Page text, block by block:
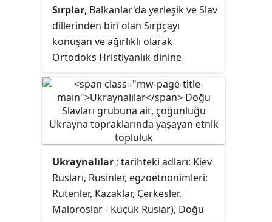
olarak tahmin edilmektedir.
Bunların yalnızca 36.522.000 kadarı
Lehçe konuşandır. Avrupa, Amerika
ve Avustralasya'da geniş bir
Günümüzde Polonyalıların en
yoğun olduğu Polonya kentleri
Varşova ve Silezya'dır.
Sırplar, Balkanlar'da yerleşik ve Slav
dillerinden biri olan Sırpçayı
konuşan ve ağırlıklı olarak
Ortodoks Hristiyanlık dinine
halkıdır.
Ukraynalılar ; tarihteki adları: Kiev
Rusları, Rusinler, egzoetnonimleri:
Rutenler, Kazaklar, Çerkesler,
Maloroslar - Küçük Ruslar), Doğu